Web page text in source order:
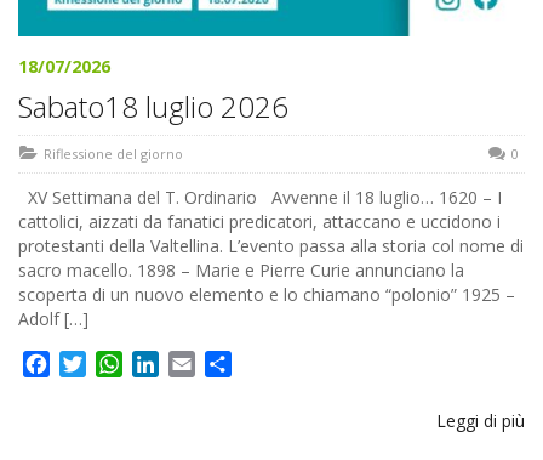
18/07/2026
Sabato18 luglio 2026
Riflessione del giorno 0
XV Settimana del T. Ordinario Avvenne il 18 luglio… 1620 – I
cattolici, aizzati da fanatici predicatori, attaccano e uccidono i
protestanti della Valtellina. L’evento passa alla storia col nome di
sacro macello. 1898 – Marie e Pierre Curie annunciano la
scoperta di un nuovo elemento e lo chiamano “polonio” 1925 –
Adolf […]
FacebookTwitterWhatsApp
LinkedIn
Email
Leggi di più